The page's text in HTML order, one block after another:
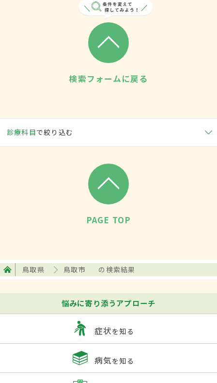
検索フォームに戻る
診療科目で絞り込む
PAGE TOP
鳥取県 鳥取市 の検索結果
悩みに寄り添うアプローチ
症状を知る
病気を知る